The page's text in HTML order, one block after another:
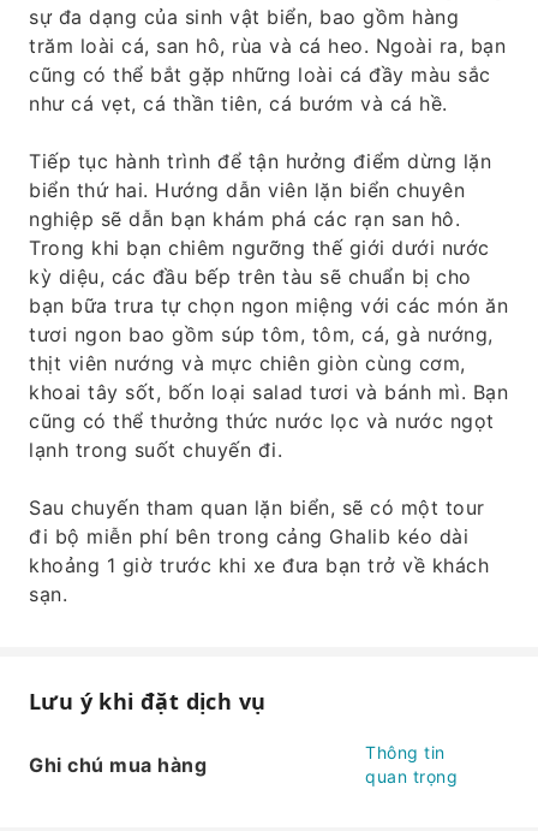
sự đa dạng của sinh vật biển, bao gồm hàng
trăm loài cá, san hô, rùa và cá heo. Ngoài ra, bạn
cũng có thể bắt gặp những loài cá đầy màu sắc
như cá vẹt, cá thần tiên, cá bướm và cá hề.
Tiếp tục hành trình để tận hưởng điểm dừng lặn
biển thứ hai. Hướng dẫn viên lặn biển chuyên
nghiệp sẽ dẫn bạn khám phá các rạn san hô.
Trong khi bạn chiêm ngưỡng thế giới dưới nước
kỳ diệu, các đầu bếp trên tàu sẽ chuẩn bị cho
bạn bữa trưa tự chọn ngon miệng với các món ăn
tươi ngon bao gồm súp tôm, tôm, cá, gà nướng,
thịt viên nướng và mực chiên giòn cùng cơm,
khoai tây sốt, bốn loại salad tươi và bánh mì. Bạn
cũng có thể thưởng thức nước lọc và nước ngọt
lạnh trong suốt chuyến đi.
Sau chuyến tham quan lặn biển, sẽ có một tour
đi bộ miễn phí bên trong cảng Ghalib kéo dài
khoảng 1 giờ trước khi xe đưa bạn trở về khách
sạn.
Lưu ý khi đặt dịch vụ
Ghi chú mua hàng
Thông tin
quan trọng